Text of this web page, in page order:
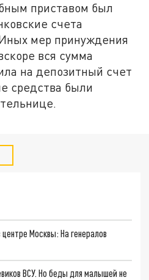
приставом был
счета
мер принуждения
вся сумма
на депозитный счет
средства были
Москвы: На генералов
ВСУ. Но беды для малышей не